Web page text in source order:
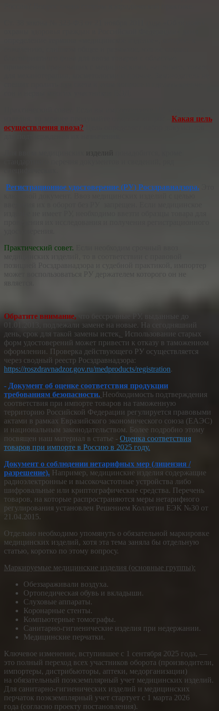
Какая цель
осуществления ввоза?
Регистрационное удостоверение (РУ) Росздравнадзора.
Практический совет.
Обратите внимание,
что бессрочные РУ, выданные до
01.01.2013, подлежали замене на новые. На сегодняшний
день, срок для такой замены истек.
Использование старых
форм удостоверений может привести к отказу в таможенном
оформлении. Проверка действующего РУ осуществляется
через сводный реестр Росздравнадзора:
https://roszdravnadzor.gov.ru/medproducts/registration.
- Документ об оценке соответствия продукции
требованиям безопасности. Необходимость подтверждения
соответствия при импорте товаров на таможенную
территорию Российской Федерации регулируется правовыми
актами в рамках Евразийского экономического союза (ЕАЭС)
и национальным законодательством. Более подробно этому
посвящен наш материал в статье - Оценка соответствия
товаров при импорте в Россию в 2025 году.
Документ о соблюдении нетарифных мер (лицензия /
разрешение). Например, медицинские изделия содержащие
радиоэлектронные и высокочастотные устройства либо
шифровальные или криптографические средства. Перечень
товаров, на которые распространяются меры нетарифного
регулирования установлен Решением Коллегии ЕЭК №30 от
21.04.2015.
Отдельно необходимо упомянуть о обязательной маркировке
медицинских изделий, хотя эта тема заняла бы отдельную
статью, коротко по этому вопросу.
Маркируемые медицинские изделия (основные группы):
Обеззараживали воздуха.
Ортопедическая обувь и вкладыши.
Слуховые аппараты.
Коронарные стенты.
Компьютерные томографы.
Санитарно-гигиенические изделия при недержании.
Медицинские перчатки.
Ключевое изменение, вступившее с 1 сентября 2025 года, —
это полный переход всех участников оборота (производители,
импортеры, дистрибьюторы, аптеки, медорганизации)
на обязательный поэкземплярный учет медицинских изделий.
Для санитарно-гигиенических изделий и медицинских
перчаток поэкземплярный учет стартует с 1 марта 2026
года (согласно проекту постановления).